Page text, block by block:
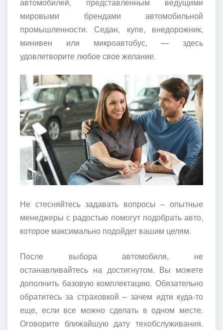
мировыми брендами автомобильной
промышленности. Седан, купе, внедорожник,
минивен или микроавтобус, — здесь
удовлетворите любое свое желание.
Не стесняйтесь задавать вопросы – опытные
менеджеры с радостью помогут подобрать авто,
которое максимально подойдет вашим целям.
После выбора автомобиля, не
останавливайтесь на достигнутом. Вы можете
дополнить базовую комплектацию. Обязательно
обратитесь за страховкой – зачем идти куда-то
еще, если все можно сделать в одном месте.
Оговорите ближайшую дату техобслуживания.